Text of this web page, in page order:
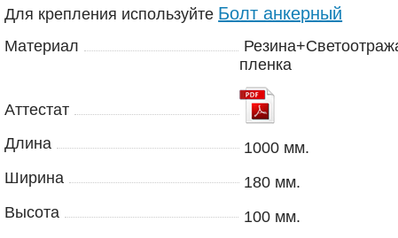
Для крепления используйте Болт анкерный
Материал
пленка
Аттестат
Длина
1000 мм.
Ширина
180 мм.
Высота
100 мм.